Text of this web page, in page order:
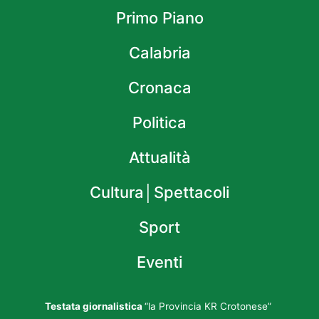
Primo Piano
Calabria
Cronaca
Politica
Attualità
Cultura│Spettacoli
Sport
Eventi
Testata giornalistica “la Provincia KR Crotonese”